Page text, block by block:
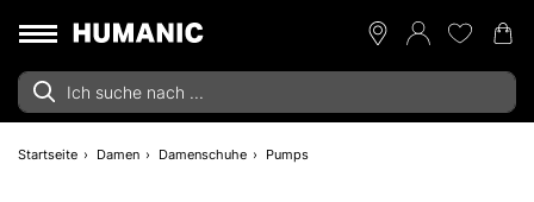
Startseite Damen Damenschuhe Pumps